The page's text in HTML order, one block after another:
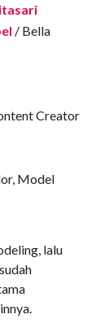
/ Bella
Creator
Model
lalu